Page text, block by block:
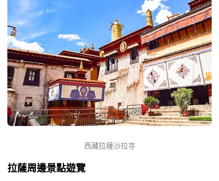
西藏拉薩沙拉寺
拉薩周邊景點遊覽